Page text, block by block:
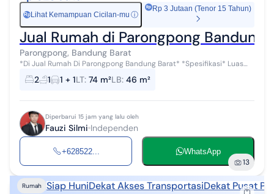
Rp Lihat Kemampuan Cicilan-mu ⓘ
Rp 3 Jutaan (Tenor 15 Tahun)
Jual Rumah di Parongpong Bandung
Parongpong, Bandung Barat
*Di Jual Rumah Di Parongpong Bandung Barat* *Spesifikasi* Luas
tanah 74m2 Luas bangunan 46m2 Ruang tamu Kamar 2 Dapur Km 1
Legalitas SHM - Pondas...
2 1 1 + 1LT: 74 m²LB: 46 m²
Diperbarui 15 jam yang lalu oleh
Fauzi Silmi Independen
+628522... WhatsApp
13
Rumah Siap HuniDekat Akses TransportasiDekat Pusat